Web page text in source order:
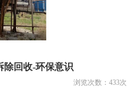
除回收-环保意识
浏览次数： 433次